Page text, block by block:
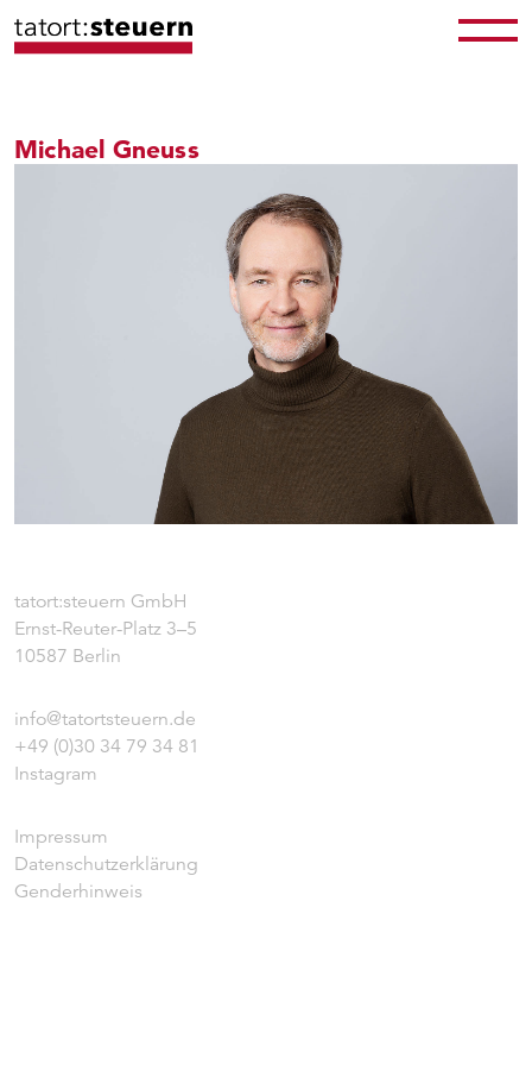
Michael Gneuss
tatort:steuern GmbH
Ernst-Reuter-Platz 3–5
10587 Berlin
info@tatortsteuern.de
+49 (0)30 34 79 34 81
Instagram
Impressum
Datenschutzerklärung
Genderhinweis